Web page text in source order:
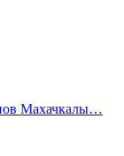
Махачкалы…